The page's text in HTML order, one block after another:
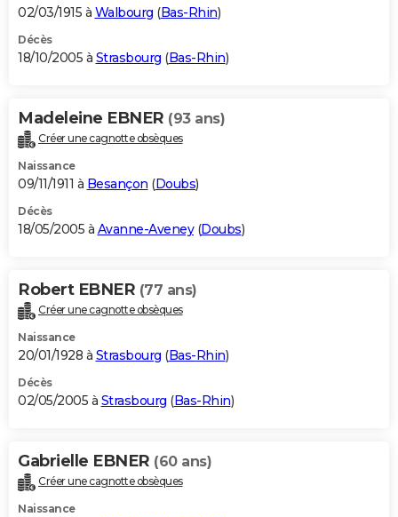
02/03/1915 à Walbourg (Bas-Rhin)
Décès
18/10/2005 à Strasbourg (Bas-Rhin)
Madeleine EBNER (93 ans)
Créer une cagnotte obsèques
Naissance
09/11/1911 à Besançon (Doubs)
Décès
18/05/2005 à Avanne-Aveney(Doubs)
Robert EBNER (77 ans)
Créer une cagnotte obsèques
Naissance
20/01/1928 à Strasbourg (Bas-Rhin)
Décès
02/05/2005 à Strasbourg (Bas-Rhin)
Gabrielle EBNER (60 ans)
Créer une cagnotte obsèques
Naissance